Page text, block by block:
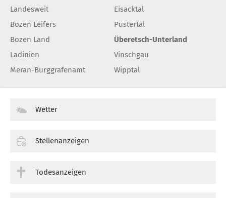
Landesweit
Bozen Leifers
Bozen Land
Ladinien
Meran-Burggrafenamt
Eisacktal
Pustertal
Überetsch-Unterland
Vinschgau
Wipptal
Wetter
Stellenanzeigen
Todesanzeigen